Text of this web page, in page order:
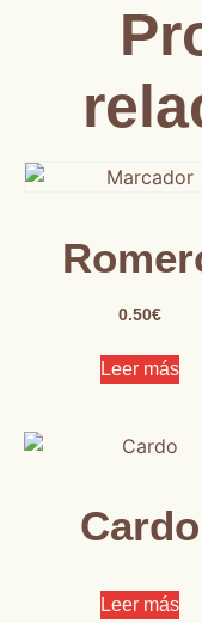
0.50€
Leer más
Cardo
Leer más